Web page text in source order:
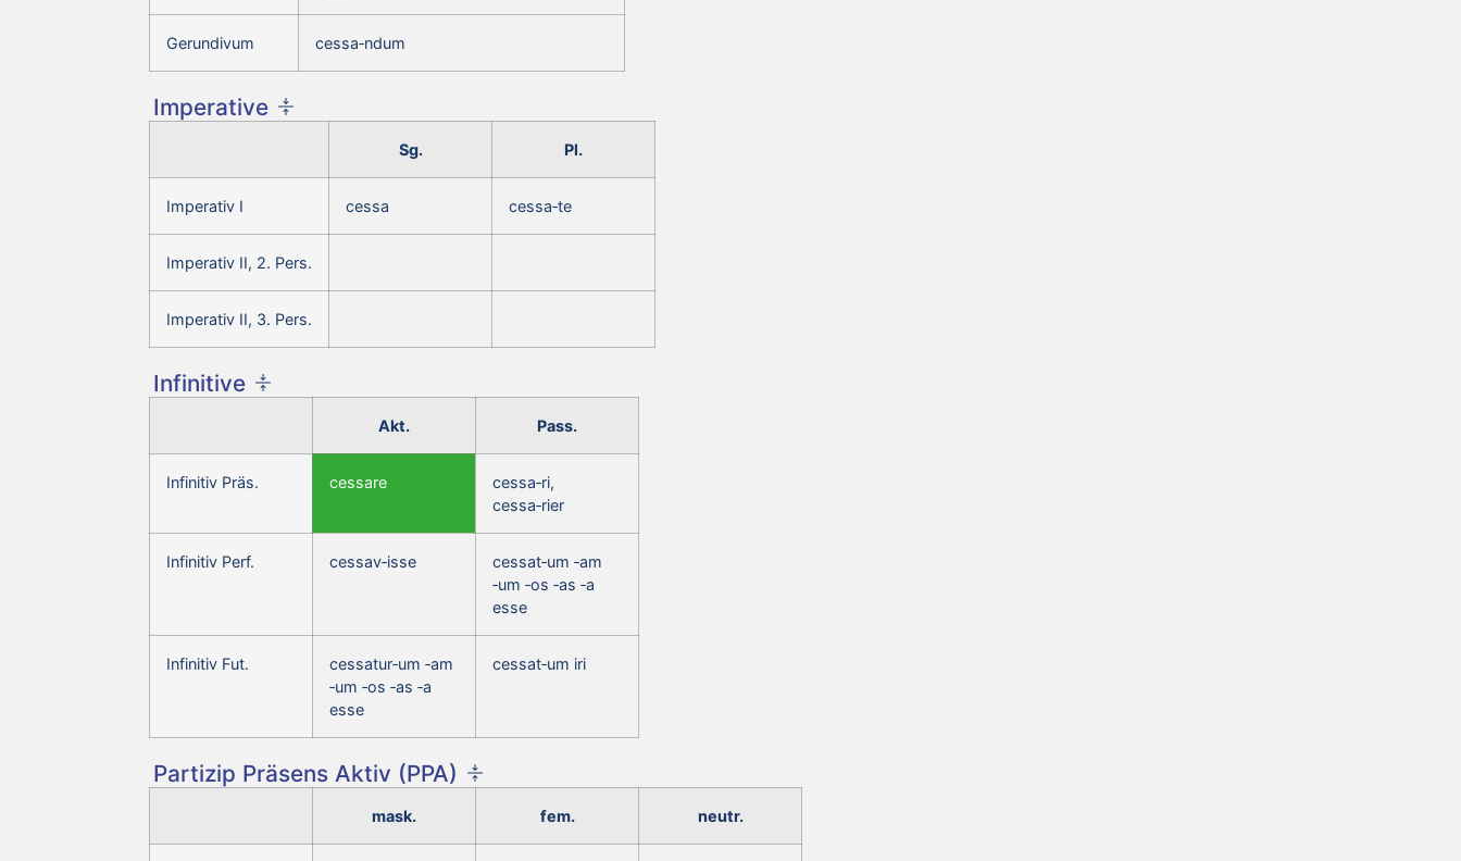
Gerundivum cessa‑ndum
Imperative
Sg. Pl.
Imperativ I cessa cessa‑te
Imperativ II, 2. Pers.
Imperativ II, 3. Pers.
Infinitive
Akt. Pass.
Infinitiv Präs. cessare
cessa‑ri,
cessa‑rier
Infinitiv Perf. cessav‑isse
cessat‑um ‑am
‑um ‑os ‑as ‑a
esse
Infinitiv Fut.
cessatur‑um ‑am
‑um ‑os ‑as ‑a
esse
cessat‑um iri
Partizip Präsens Aktiv (PPA)
mask. fem. neutr.